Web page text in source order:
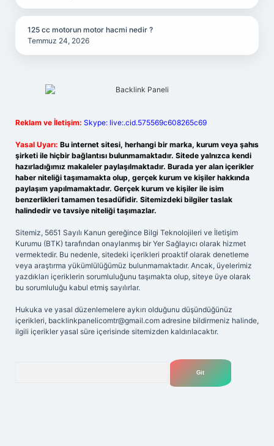
125 cc motorun motor hacmi nedir ?
Temmuz 24, 2026
Reklam ve İletişim: Skype: live:.cid.575569c608265c69
Yasal Uyarı: Bu internet sitesi, herhangi bir marka, kurum veya şahıs
şirketi ile hiçbir bağlantısı bulunmamaktadır. Sitede yalnızca kendi
hazırladığımız makaleler paylaşılmaktadır. Burada yer alan içerikler
haber niteliği taşımamakta olup, gerçek kurum ve kişiler hakkında
paylaşım yapılmamaktadır. Gerçek kurum ve kişiler ile isim
benzerlikleri tamamen tesadüfidir. Sitemizdeki bilgiler taslak
halindedir ve tavsiye niteliği taşımazlar.
Sitemiz, 5651 Sayılı Kanun gereğince Bilgi Teknolojileri ve İletişim
Kurumu (BTK) tarafından onaylanmış bir Yer Sağlayıcı olarak hizmet
vermektedir. Bu nedenle, sitedeki içerikleri proaktif olarak denetleme
veya araştırma yükümlülüğümüz bulunmamaktadır. Ancak, üyelerimiz
yazdıkları içeriklerin sorumluluğunu taşımakta olup, siteye üye olarak
bu sorumluluğu kabul etmiş sayılırlar.
Hukuka ve yasal düzenlemelere aykırı olduğunu düşündüğünüz
içerikleri, backlinkpanelicomtr@gmail.com adresine bildirmeniz halinde,
ilgili içerikler yasal süre içerisinde sitemizden kaldırılacaktır.